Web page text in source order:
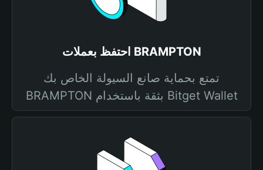
احتفظ بعملات BRAMPTON
تمتع بحماية صانع السيولة الخاص بك
BRAMPTON بثقة باستخدام Bitget Wallet